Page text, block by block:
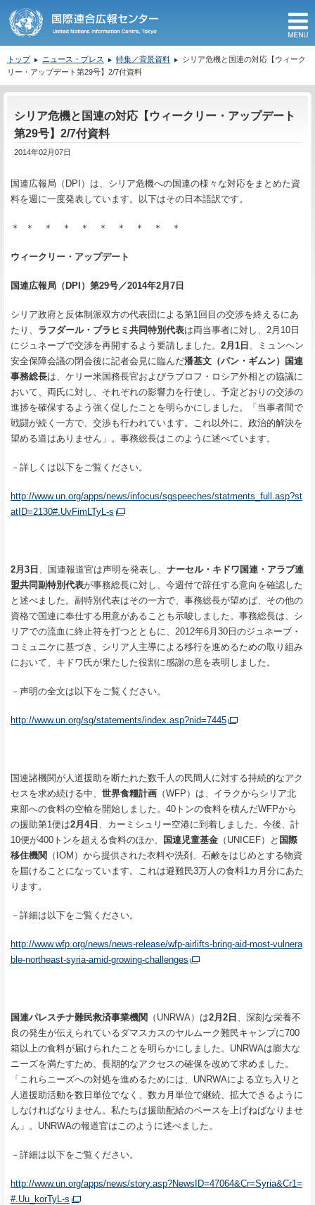
トップ ニュース・プレス 特集／背景資料
シリア危機と国連の対応【ウィーク
リー・アップデート第29号】2/7付資料
シリア危機と国連の対応【ウィークリー・アップデート
第29号】2/7付資料
2014年02月07日
国連広報局（DPI）は、シリア危機への国連の様々な対応をまとめた資
料を週に一度発表しています。以下はその日本語訳です。
＊ ＊ ＊ ＊ ＊ ＊ ＊ ＊ ＊ ＊
ウィークリー・アップデート
国連広報局（ DPI ）第29号／2014年2月 7 日
シリア政府と反体制派双方の代表団による第1回目の交渉を終えるにあ
たり、 ラフダール・ブラヒミ共同特別代表は両当事者に対し、2月10日
にジュネーブで交渉を再開するよう要請しました。 2月 1 日 、ミュンヘン
安全保障会議の閉会後に記者会見に臨んだ潘基文（パン・ギムン）
国連
事務総長は、ケリー米国務長官およびラブロフ・ロシア外相との協議に
おいて、両氏に対し、それぞれの影響力を行使し、予定どおりの交渉の
進捗を確保するよう強く促したことを明らかにしました。「当事者間で
戦闘が続く一方で、交渉も行われています。これ以外に、政治的解決を
望める道はありません」。事務総長はこのように述べています。
－詳しくは以下をご覧ください。
http://www.un.org/apps/news/infocus/sgspeeches/statments_full.asp?st
atID=2130#.UvFimLTyL-s
2月 3 日 、国連報道官は声明を発表し、 ナーセル・キドワ国連・アラブ連
盟共同副特別代表が事務総長に対し、今週付で辞任する意向を確認した
と述べました。副特別代表はその一方で、事務総長が望めば、その他の
資格で国連に奉仕する用意があることも示唆しました。事務総長は、シ
リアでの流血に終止符を打つとともに、2012年6月30日のジュネーブ・
コミュニケに基づき、シリア人主導による移行を進めるための取り組み
において、キドワ氏が果たした役割に感謝の意を表明しました。
－声明の全文は以下をご覧ください。
http://www.un.org/sg/statements/index.asp?nid=7445
国連諸機関が人道援助を断たれた数千人の民間人に対する持続的なアク
セスを求め続ける中、 世界食糧計画 （WFP）は、イラクからシリア北
東部への食料の空輸を開始しました。40トンの食料を積んだWFPから
の援助第1便は2月 4日 、カーミシュリー空港に到着しました。今後、計
10便が400トンを超える食料のほか、
国連児童基金 （UNICEF）と 国際
移住機関 （IOM）から提供された衣料や洗剤、石鹸をはじめとする物資
を届けることになっています。これは避難民3万人の食料1カ月分にあた
ります。
－詳細は以下をご覧ください。
http://www.wfp.org/news/news-release/wfp-airlifts-bring-aid-most-vulnera
ble-northeast-syria-amid-growing-challenges
国連パレスチナ難民救済事業機関 （UNRWA）は2月 2 日 、深刻な栄養不
良の発生が伝えられているダマスカスのヤルムーク難民キャンプに700
箱以上の食料が届けられたことを明らかにしました。UNRWAは膨大な
ニーズを満たすため、長期的なアクセスの確保を改めて求めました。
「これらニーズへの対処を進めるためには、UNRWAによる立ち入りと
人道援助活動を数日単位でなく、数カ月単位で継続、拡大できるように
しなければなりません。私たちは援助配給のペースを上げねばなりませ
ん」。UNRWAの報道官はこのように述べました。
－詳細は以下をご覧ください。
http://www.un.org/apps/news/story.asp?NewsID=47064&Cr=Syria&Cr1=
#.Uu_korTyL-s